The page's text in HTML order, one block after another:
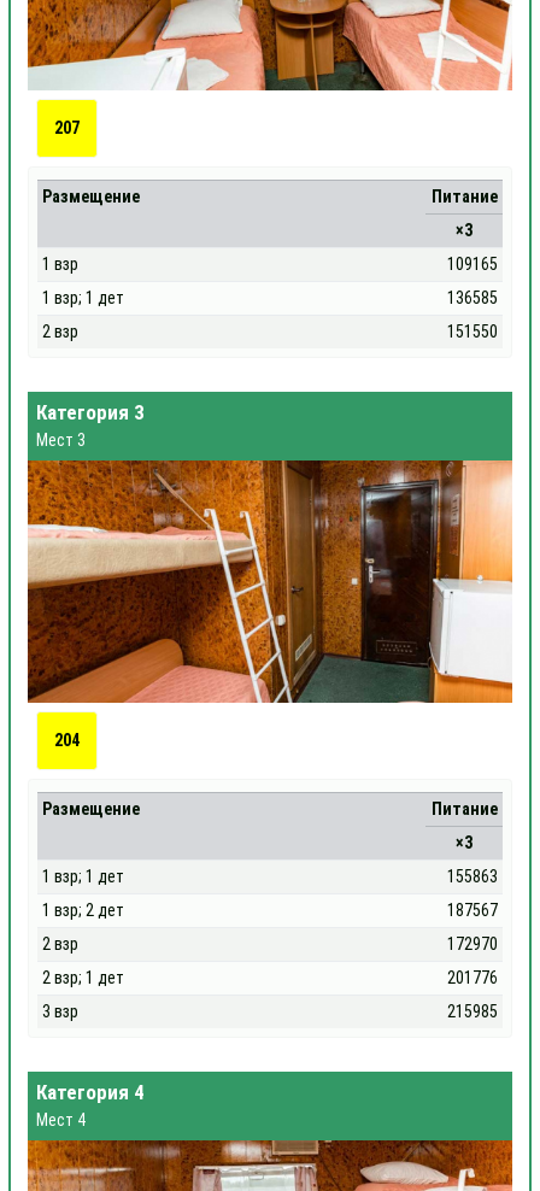
207
Размещение
Питание
×3
1 взр
109165
1 взр; 1 дет
136585
2 взр
151550
Категория 3
Мест 3
204
Размещение
Питание
×3
1 взр; 1 дет
155863
1 взр; 2 дет
187567
2 взр
172970
2 взр; 1 дет
201776
3 взр
215985
Категория 4
Мест 4